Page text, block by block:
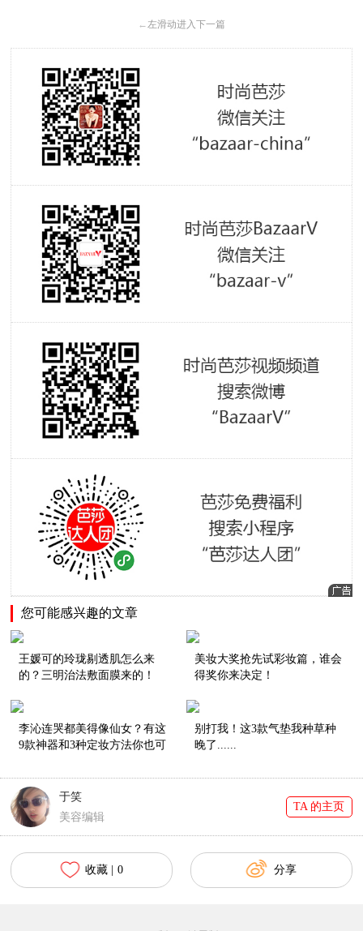
←左滑动进入下一篇
您可能感兴趣的文章
王媛可的玲珑剔透肌怎么来
的？三明治法敷面膜来的！
美妆大奖抢先试彩妆篇，谁会
得奖你来决定！
李沁连哭都美得像仙女？有这
9款神器和3种定妆方法你也可
别打我！这3款气垫我种草种
晚了......
于笑
美容编辑
TA 的主页
收藏 | 0 分享